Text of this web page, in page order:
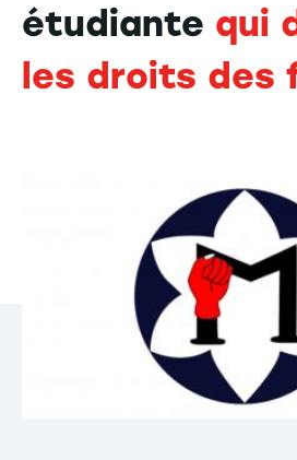
étudiante qui
les droits des